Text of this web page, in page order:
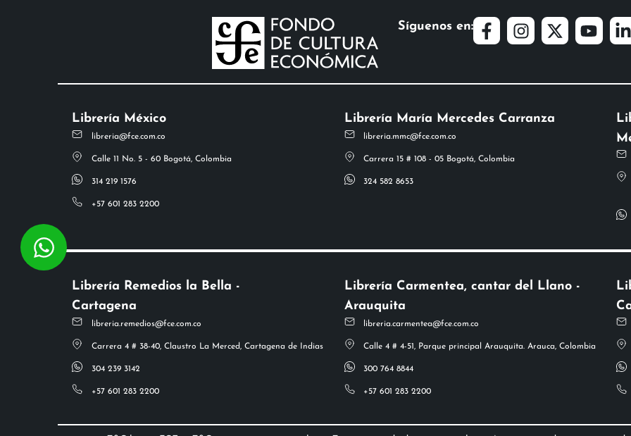
Síguenos en:
Librería México
libreria@fce.com.co
Calle 11 No. 5 - 60 Bogotá, Colombia
314 219 1576
+57 601 283 2200
Librería María Mercedes Carranza
libreria.mmc@fce.com.co
Carrera 15 # 108 - 05 Bogotá, Colombia
324 582 8653
Librería Remedios la Bella -
Cartagena
libreria.remedios@fce.com.co
Carrera 4 # 38-40, Claustro La Merced, Cartagena de Indias
304 239 3142
+57 601 283 2200
Librería Carmentea, cantar del Llano -
Arauquita
libreria.carmentea@fce.com.co
Calle 4 # 4-51, Parque principal Arauquita. Arauca, Colombia
300 764 8844
+57 601 283 2200